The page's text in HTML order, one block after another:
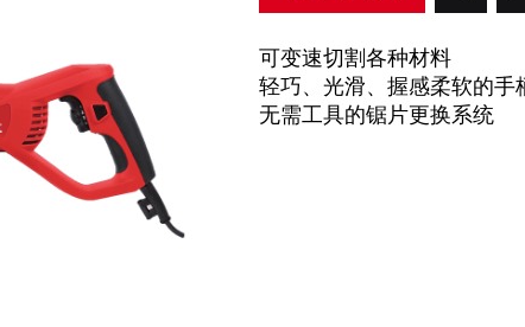
可变速切割各种材料
轻巧、光滑、握感柔软的手
无需工具的锯片更换系统